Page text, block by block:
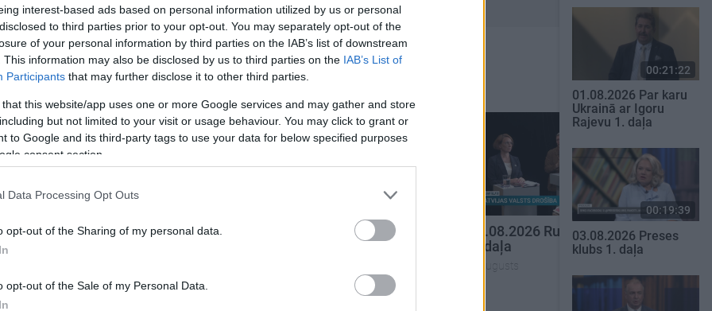
interest-based ads based on personal information utilized by us or personal
to third parties prior to your opt-out. You may separately opt-out of the
of your personal information by third parties on the IAB’s list of downstream
This information may also be disclosed by us to third parties on the IAB’s List of
Participants that may further disclose it to other third parties.
that this website/app uses one or more Google services and may gather and store
but not limited to your visit or usage behaviour. You may click to grant or
to Google and its third-party tags to use your data for below specified purposes
consent section.
Data Processing Opt Outs
opt-out of the Sharing of my personal data.
opt-out of the Sale of my Personal Data.
SKATĪT VISUS (2)
04.08.2026 Runāsim atklāti
00:23:04
04.08.2026 Runāsim atklāti
00:22:41
04.08.2026 Runāsim atklāti
3. daļa
4. augusts
SKATĪT VISUS
00:21:22
01.08.2026 Par karu
Ukrainā ar Igoru
Rajevu 1. daļa
00:19:39
03.08.2026 Preses
klubs 1. daļa